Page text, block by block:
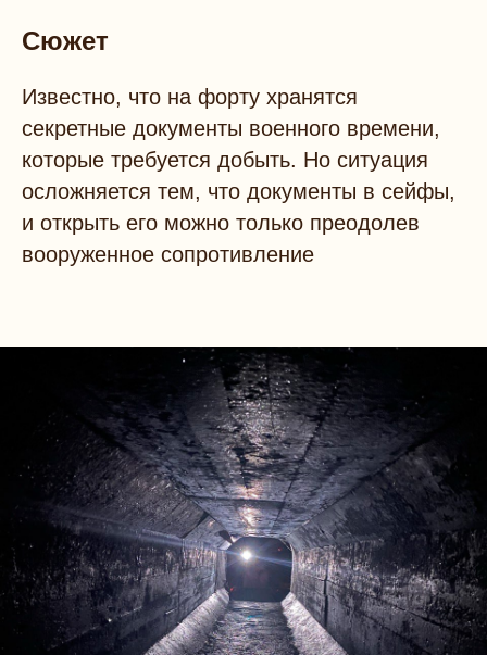
Сюжет
Известно, что на форту хранятся
секретные документы военного времени,
которые требуется добыть. Но ситуация
осложняется тем, что документы в сейфы,
и открыть его можно только преодолев
вооруженное сопротивление